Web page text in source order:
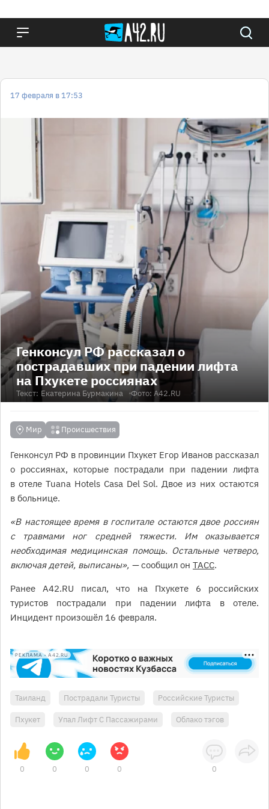
17 февраля в 17:53
Генконсул РФ рассказал о
пострадавших при падении лифта
на Пхукете россиянах
Текст: Екатерина Бурмакина Фото: А42.RU
Мир Происшествия
Генконсул РФ в провинции Пхукет Егор Иванов рассказал
о россиянах, которые пострадали при падении лифта
в отеле Tuana Hotels Casa Del Sol. Двое из них остаются
в больнице.
«В настоящее время в госпитале остаются двое россиян
с травмами ног средней тяжести. Им оказывается
необходимая медицинская помощь. Остальные четверо,
включая детей, выписаны», —сообщил он ТАСС.
Ранее А42.RU писал, что на Пхукете 6 российских
туристов пострадали при падении лифта в отеле.
Инцидент произошёл 16 февраля.
РЕКЛАМА • A42.RU
Таиланд Пострадали Туристы Российские Туристы
Пхукет Упал Лифт С Пассажирами Облако тэгов
0 0 0 0 0